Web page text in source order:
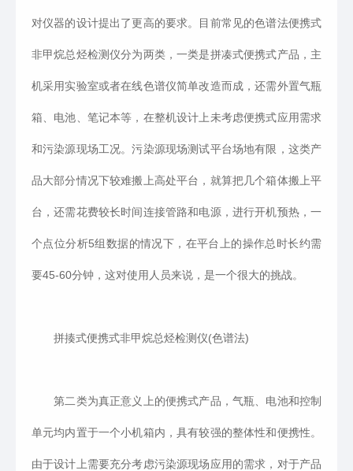
对仪器的设计提出了更高的要求。目前常见的色谱法便携式
非甲烷总烃检测仪分为两类，一类是拼凑式便携式产品，主
机采用实验室或者在线色谱仪简单改造而成，还需外置气瓶
箱、电池、笔记本等，在整机设计上未考虑便携式应用需求
和污染源现场工况。污染源现场测试平台场地有限，这类产
品大部分情况下较难搬上高处平台，就算把几个箱体搬上平
台，还需花费较长时间连接管路和电源，进行开机预热，一
个点位分析5组数据的情况下，在平台上的操作总时长约需
要45-60分钟，这对使用人员来说，是一个很大的挑战。
拼揍式便携式非甲烷总烃检测仪(色谱法)
第二类为真正意义上的便携式产品，气瓶、电池和控制
单元均内置于一个小机箱内，具有较强的整体性和便携性。
由于设计上需要充分考虑污染源现场应用的需求，对于产品